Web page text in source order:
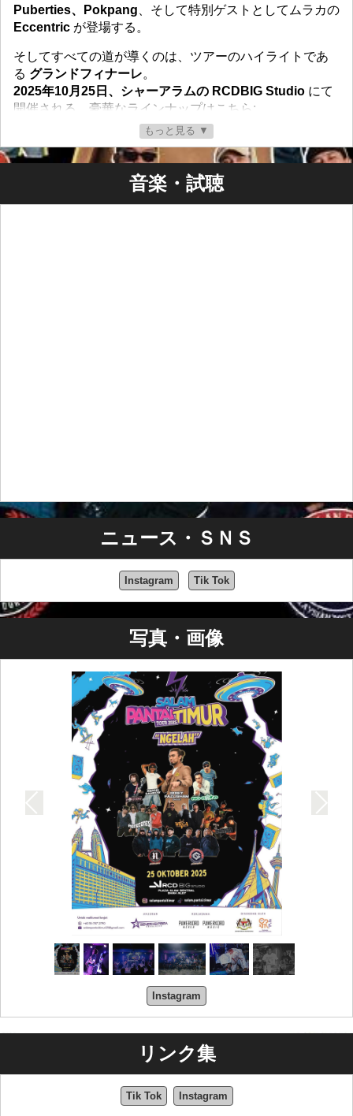
Puberties、Pokpang 、そして特別ゲストとしてムラカの
Eccentric が登場する。
そしてすべての道が導くのは、ツアーのハイライトであ
る グランドフィナーレ。
2025年10月25日、シャーアラムの RCDBIG Studio にて
開催される。豪華なラインナップはこちら:
（ケランタン・ハードコアパンク）
AWANG SAMROW（トレンガヌ・ネオサイケデリ
TIMUR TOUR 2025, MYCREATIVE VENTURES SDN
BHD, KEMENTERIAN KOMUNIKASI
拡大するには画像をクリック
もっと見る ▼
音楽・試聴
ニュース・ＳＮＳ
Instagram Tik Tok
写真・画像
Instagram
リンク集
Tik Tok Instagram